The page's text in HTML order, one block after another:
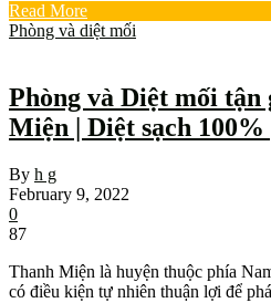
Read More
Phòng và diệt mối
Phòng và Diệt mối tận
Miện | Diệt sạch
By h g
February 9, 2022
0
87
Thanh Miện là huyện thuộc phía
có điều kiện tự nhiên thuận lợi để